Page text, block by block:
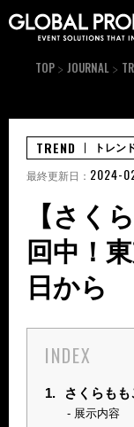
TOP JOURNAL
【さく
回中！
日から
INDEX
1. さくらも
展示内容
TREND トレン
最終更新日： 2024-